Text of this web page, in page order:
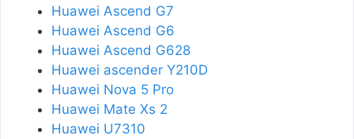
Huawei Ascend G7
Huawei Ascend G6
Huawei Ascend G628
Huawei ascender Y210D
Huawei Nova 5 Pro
Huawei Mate Xs 2
Huawei U7310